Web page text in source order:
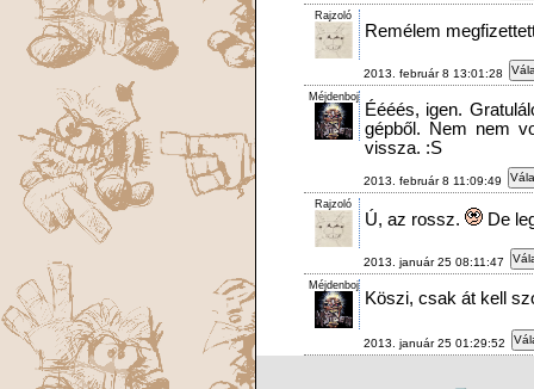
Rajzoló
Remélem
2013. február 8 13:01:28
Méjdenboj
Éééés, igen.
gépből. Nem nem
vissza. :S
2013. február 8 11:09:49
Rajzoló
Ú, az rossz. De
2013. január 25 08:11:47
Méjdenboj
Köszi, csak át kell
2013. január 25 01:29:52